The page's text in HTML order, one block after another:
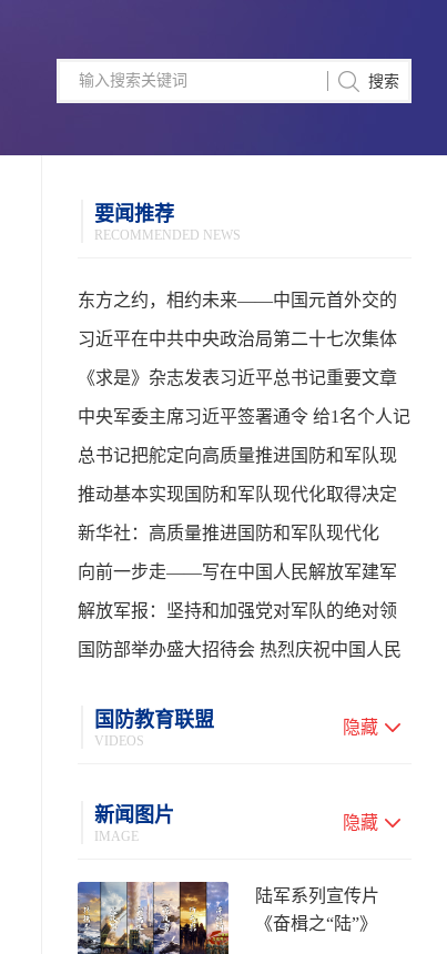
要闻推荐
RECOMMENDED NEWS
东方之约，相约未来——中国元首外交的
世界情怀与大国气派
习近平在中共中央政治局第二十七次集体
学习时强调 强化政治引领 深化创新发展 高
质量推进国防和军队现代化
《求是》杂志发表习近平总书记重要文章
中央军委主席习近平签署通令 给1名个人记
功
总书记把舵定向高质量推进国防和军队现
代化
推动基本实现国防和军队现代化取得决定
性进展——学习贯彻习主席在中共中央政
治局第二十七次集体学习时的重要讲话
新华社：高质量推进国防和军队现代化
向前一步走——写在中国人民解放军建军
99周年之际
解放军报：坚持和加强党对军队的绝对领
导 高质量推进国防和军队现代化
国防部举办盛大招待会 热烈庆祝中国人民
国防教育联盟
VIDEOS
隐藏
新闻图片
IMAGE
隐藏
陆军系列宣传片
《奋楫之“陆”》